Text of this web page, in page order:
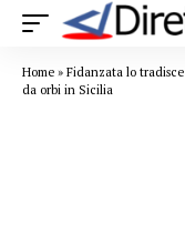
Home » Fidanzata lo
da orbi in Sicilia